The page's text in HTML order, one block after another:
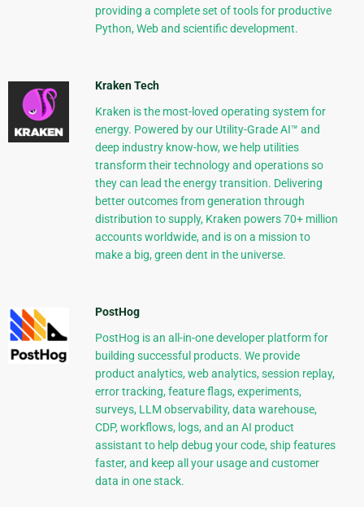
providing a complete set of tools for productive
Python, Web and scientific development.
Kraken Tech
Kraken is the most-loved operating system for
energy. Powered by our Utility-Grade AI™ and
deep industry know-how, we help utilities
transform their technology and operations so
they can lead the energy transition. Delivering
better outcomes from generation through
distribution to supply, Kraken powers 70+ million
accounts worldwide, and is on a mission to
make a big, green dent in the universe.
PostHog
PostHog is an all-in-one developer platform for
building successful products. We provide
product analytics, web analytics, session replay,
error tracking, feature flags, experiments,
surveys, LLM observability, data warehouse,
CDP, workflows, logs, and an AI product
assistant to help debug your code, ship features
faster, and keep all your usage and customer
data in one stack.